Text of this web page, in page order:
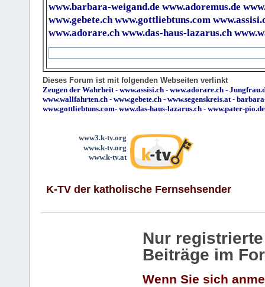
www.barbara-weigand.de www.adoremus.de
www.gebete.ch www.gottliebtuns.com
www.adorare.ch www.das-haus-lazarus.ch
Dieses Forum ist mit folgenden Webseiten verlinkt
Zeugen der Wahrheit - www.assisi.ch - www.adorare.ch -
www.wallfahrten.ch - www.gebete.ch - www.segenskreis.at -
www.gottliebtuns.com- www.das-haus-lazarus.ch - www.pater-pio.de
www3.k-tv.org
www.k-tv.org
www.k-tv.at
K-TV der katholische Fernsehsender
Nur
Beiträge im
Wenn Sie sich